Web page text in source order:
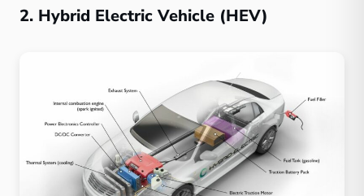
2. Hybrid Electric Vehicle (HEV)